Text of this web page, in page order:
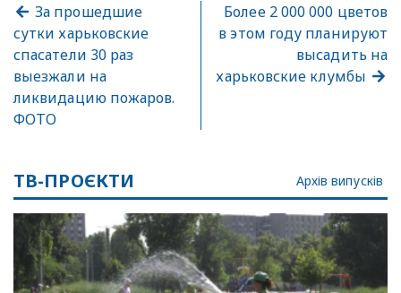
За прошедшие
сутки харьковские
спасатели 30 раз
выезжали на
ликвидацию пожаров.
ФОТО
Более 2 000 000 цветов
в этом году планируют
высадить на
харьковские клумбы
ТВ-ПРОЄКТИ Архів випусків